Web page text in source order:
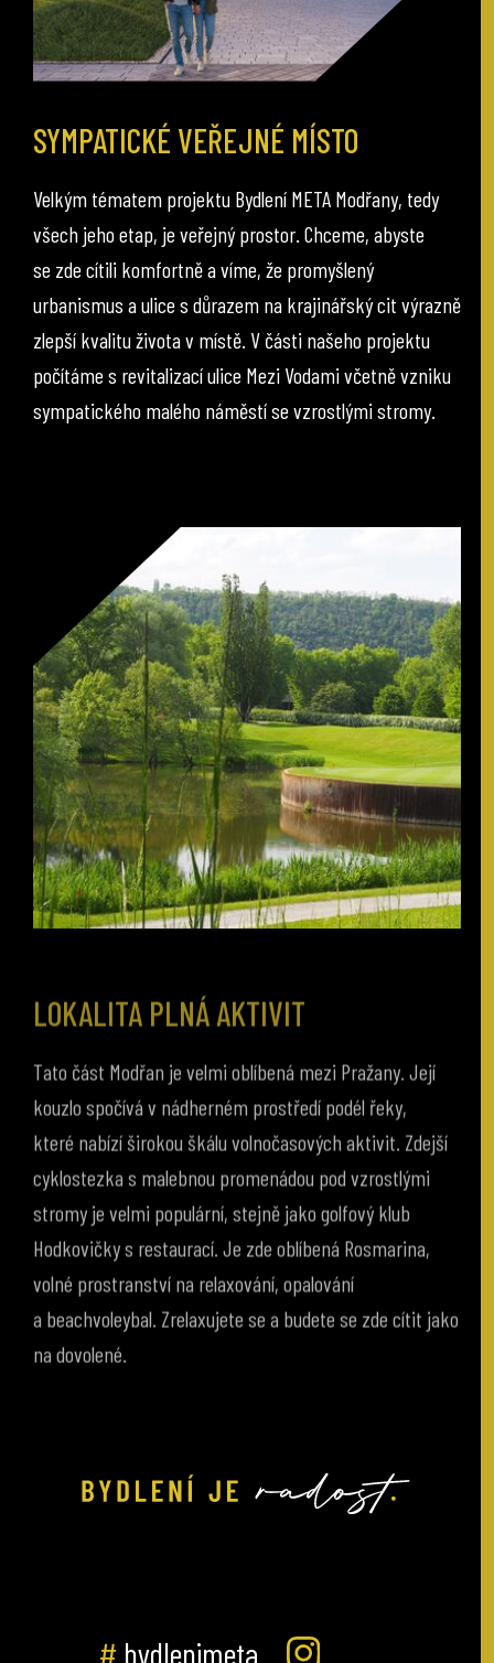
SYMPATICKÉ VEŘEJNÉ MÍSTO
Velkým tématem projektu Bydlení META Modřany, tedy
všech jeho etap, je veřejný prostor. Chceme, abyste
se zde cítili komfortně a víme, že promyšlený
urbanismus a ulice s důrazem na krajinářský cit výrazně
zlepší kvalitu života v místě. V části našeho projektu
počítáme s revitalizací ulice Mezi Vodami včetně vzniku
sympatického malého náměstí se vzrostlými stromy.
LOKALITA PLNÁ AKTIVIT
kouzlo spočívá v nádherném prostředí podél řeky,
které nabízí širokou škálu volnočasových aktivit. Zdejší
cyklostezka s malebnou promenádou pod vzrostlými
stromy je velmi populární, stejně jako golfový klub
Hodkovičky s restaurací. Je zde oblíbená Rosmarina,
volné prostranství na relaxování, opalování
a beachvoleybal. Zrelaxujete se a budete se zde cítit jako
na dovolené.
# bydlenimeta